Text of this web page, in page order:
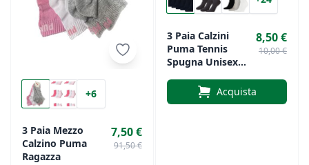
+6
3 Paia Mezzo
Calzino Puma
Ragazza
7,50 €
91,50 €
3 Paia Calzini
Puma Tennis
Spugna Unisex
8,50 €
10,00 €
Acquista